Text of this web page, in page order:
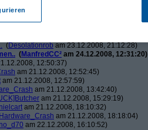
am 23.12.2008, 08:25:26)
(Desolationrob am 23.12.2008, 21:12:28)
(ManfredCC² am 24.12.2008, 12:31:20)
12:50:37)
am 21.12.2008, 12:52:45)
am 21.12.2008, 12:57:59)
am 21.12.2008, 13:42:40)
am 21.12.2008, 15:29:19)
am 21.12.2008, 18:10:32)
Hardware_Crash am 21.12.2008, 18:18:04)
am 22.12.2008, 16:10:52)